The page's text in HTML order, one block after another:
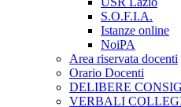
S.O.F.I.A.
Istanze online
NoiPA
Area riservata docenti
Orario Docenti
DELIBERE
VERBALI